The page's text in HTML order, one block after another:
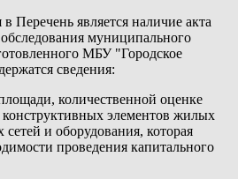
Перечень является наличие акта
муниципального
МБУ "Городское
сведения:
количественной оценке
элементов жилых
и оборудования, которая
проведения капитального